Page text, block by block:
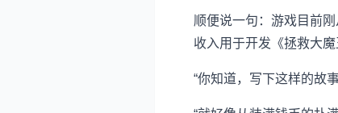
顺便说一句：游戏目前
收入用于开发《拯救大魔
“你知道，写下这样的故